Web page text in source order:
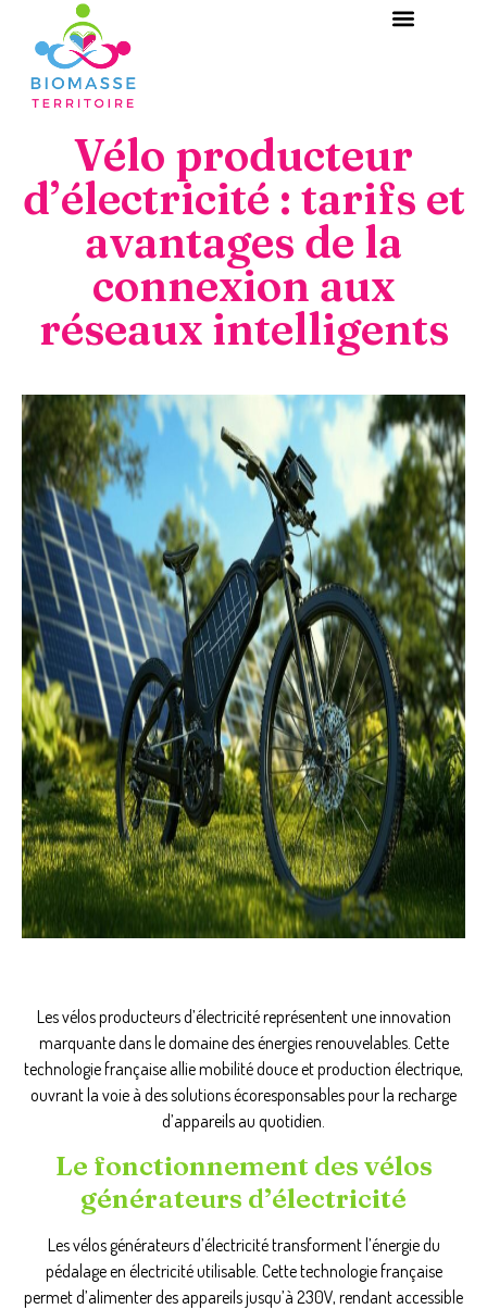
Vélo producteur
d’électricité : tarifs et
avantages de la
connexion aux
réseaux intelligents
Les vélos producteurs d’électricité représentent une innovation
marquante dans le domaine des énergies renouvelables. Cette
technologie française allie mobilité douce et production électrique,
ouvrant la voie à des solutions écoresponsables pour la recharge
d’appareils au quotidien.
Le fonctionnement des vélos
générateurs d’électricité
Les vélos générateurs d’électricité transforment l’énergie du
pédalage en électricité utilisable. Cette technologie française
permet d’alimenter des appareils jusqu’à 230V, rendant accessible